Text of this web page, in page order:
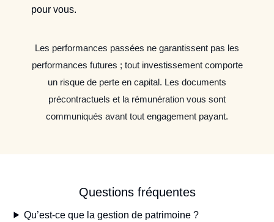
pour vous.
Les performances passées ne garantissent pas les
performances futures ; tout investissement comporte
un risque de perte en capital. Les documents
précontractuels et la rémunération vous sont
communiqués avant tout engagement payant.
Questions fréquentes
Qu’est-ce que la gestion de patrimoine ?